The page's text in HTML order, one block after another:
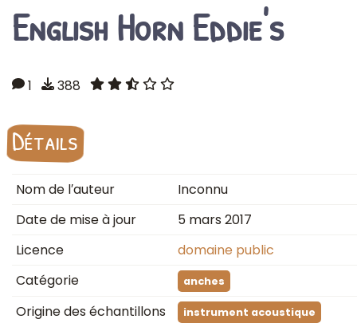
English Horn Eddie's
1 388
Détails
Nom de l′auteur
Inconnu
Date de mise à jour
5 mars 2017
Licence
domaine public
Catégorie
anches
Origine des échantillons instrument acoustique